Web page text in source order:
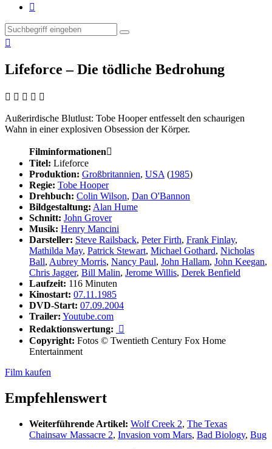


Lifeforce – Die tödliche Bedrohung
    
Außerirdische Blutlust: Tobe Hooper entfesselt den schaurigen
Wahn in einer explosiven Obsession der Körper.
Filminformationen
Titel: Lifeforce
Produktion: Großbritannien, USA (1985)
Regie: Tobe Hooper
Drehbuch: Colin Wilson, Dan O'Bannon
Bildgestaltung: Alan Hume
Schnitt: John Grover
Musik: Henry Mancini
Darsteller: Steve Railsback, Peter Firth, Frank Finlay,
Mathilda May, Patrick Stewart, Michael Gothard, Nicholas
Ball, Aubrey Morris, Nancy Paul, John Hallam, John Keegan,
Chris Jagger, Bill Malin, Jerome Willis, Derek Benfield
Laufzeit: 116 Minuten
Kinostart: 07.11.1985
DVD-Start: 07.09.2004
Trailer: Youtube.com
Redaktionswertung:

Copyright: Fotos © Twentieth Century Fox Home
Entertainment
Film kaufen
Empfehlenswert
Weiterführende Artikel: Wolf Creek 2, The Texas
Chainsaw Massacre 2, Invasion vom Mars, Bad Biology, Bug